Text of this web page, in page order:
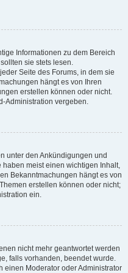
Informationen zu dem Bereich
sie stets lesen.
Seite des Forums, in dem sie
hängt es von Ihren
erstellen können oder nicht.
Administration vergeben.
unter den Ankündigungen und
meist einen wichtigen Inhalt,
Bekanntmachungen hängt es von
erstellen können oder nicht;
ein.
nicht mehr geantwortet werden
falls vorhanden, beendet wurde.
einen Moderator oder Administrator